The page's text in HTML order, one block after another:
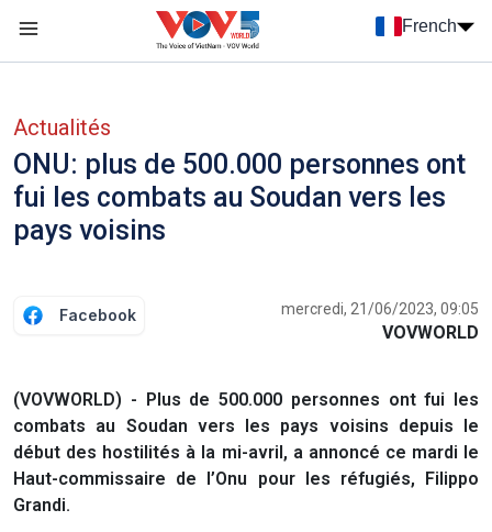
French
Actualités
ONU: plus de 500.000 personnes ont
fui les combats au Soudan vers les
pays voisins
Facebook mercredi, 21/06/2023, 09:05
VOVWORLD
(VOVWORLD) - Plus de 500.000 personnes ont fui les
combats au Soudan vers les pays voisins depuis le
début des hostilités à la mi-avril, a annoncé ce mardi le
Haut-commissaire de l’Onu pour les réfugiés, Filippo
Grandi.